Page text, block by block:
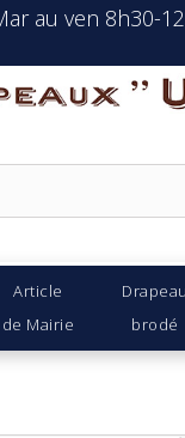
au ven 8h30-
Article
de Mairie
Drapeau
brodé